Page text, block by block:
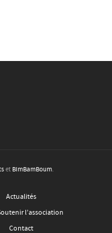
et BimBamBoum.
Actualités
l’association
Contact